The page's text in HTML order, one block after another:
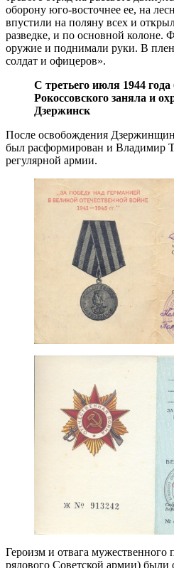
оборону юго-восточнее ее, на
впустили на поляну всех и
разведке, и по основной колоне.
оружие и поднимали руки. В
солдат и офицеров».
С третьего июля 1944
Рокоссовского заняла и
Дзержинск
После освобождения
был расформирован и Владимир
регулярной армии.
Героизм и отвага мужественного
рядового Советской армии) были